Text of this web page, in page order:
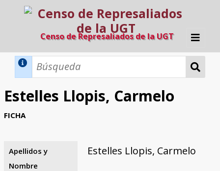
Censo de Represaliados de la UGT
Inicio
Búsqueda Dinámica
Búsqueda Avanzada
Razones y objetivos
El equipo
Colaboradores
Fuentes documentales
Estelles Llopis, Carmelo
FICHA
Apellidos y
Nombre
Estelles Llopis, Carmelo